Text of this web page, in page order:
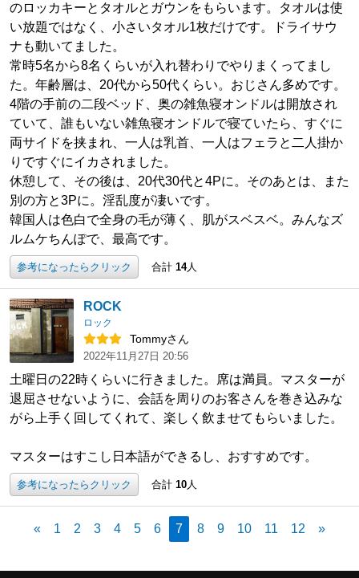
のロッカキーとタオルとガウンをもらいます。タオルは使
い放題ではなく、小さいタオル1枚だけです。ドライサウ
ナも動いてました。
常時5名から8名くらいが入れ替わりでやりまくってまし
た。年齢層は、20代から50代くらい。おじさん多めです。
4階の手前の二段ベッド、奥の雑魚寝オンドルは開放され
ていて、誰もいない雑魚寝オンドルで寝ていたら、すぐに
両サイドを挟まれ、一人は乳首、一人はフェラと二人掛か
りですぐにイカされました。
休憩して、その後は、20代30代と4Pに。そのあとは、また
別の方と3Pに。淫乱度が凄いです。
韓国人は色白で全身の毛が薄く、肌がスベスベ。みんなズ
ルムケちんぽで、最高です。
参考になったらクリック 合計 14人
ROCK
ロック
Tommyさん
2022年11月27日 20:56
土曜日の22時くらいに行きました。席は満員。マスターが
退屈させないように、会話を周りのお客さんを巻き込みな
がら上手く回してくれて、楽しく飲ませてもらいました。
マスターはすこし日本語ができるし、おすすめです。
参考になったらクリック 合計 10人
« 1 2 3 4 5 6 7 8 9 10 11 12 »